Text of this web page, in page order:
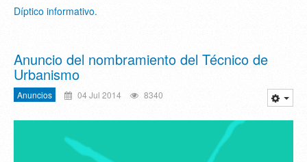
Díptico informativo.
Anuncio del nombramiento del Técnico de
Urbanismo
Anuncios 04 Jul 2014 8340